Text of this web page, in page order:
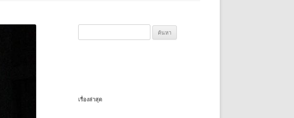
น
รั
เรื่องล่าสุด